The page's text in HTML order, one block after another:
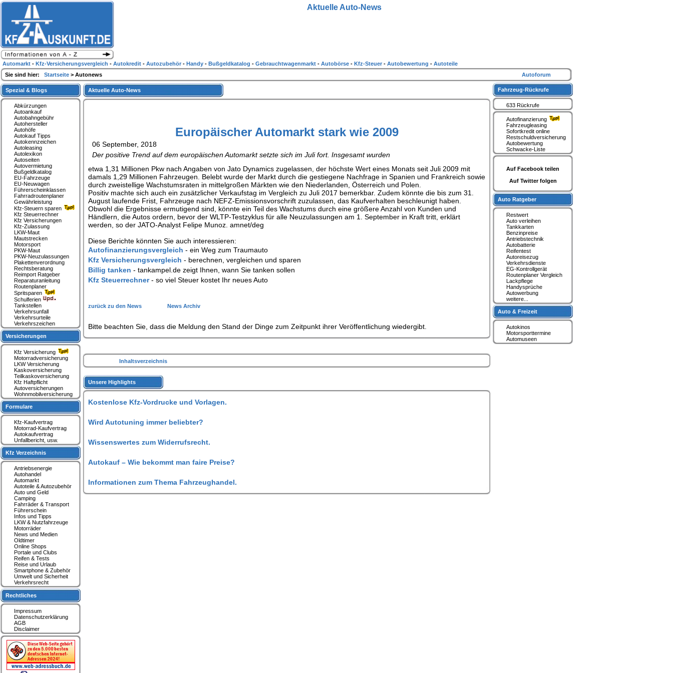
Aktuelle Auto-News
Europäischer Automarkt stark wie 2009
06 September, 2018
Der positive Trend auf dem europäischen Automarkt setzte sich im Juli fort. Insgesamt wurden
etwa 1,31 Millionen Pkw nach Angaben von Jato Dynamics zugelassen, der höchste Wert eines Monats seit Juli 2009 mit
damals 1,29 Millionen Fahrzeugen. Belebt wurde der Markt durch die gestiegene Nachfrage in Spanien und Frankreich sowie
durch zweistellige Wachstumsraten in mittelgroßen Märkten wie den Niederlanden, Österreich und Polen.
Positiv machte sich auch ein zusätzlicher Verkaufstag im Vergleich zu Juli 2017 bemerkbar. Zudem könnte die bis zum 31.
August laufende Frist, Fahrzeuge nach NEFZ-Emissionsvorschrift zuzulassen, das Kaufverhalten beschleunigt haben.
Obwohl die Ergebnisse ermutigend sind, könnte ein Teil des Wachstums durch eine größere Anzahl von Kunden und
Händlern, die Autos ordern, bevor der WLTP-Testzyklus für alle Neuzulassungen am 1. September in Kraft tritt, erklärt
werden, so der JATO-Analyst Felipe Munoz. amnet/deg
Diese Berichte könnten Sie auch interessieren:
Autofinanzierungsvergleich - ein Weg zum Traumauto
Kfz Versicherungsvergleich - berechnen, vergleichen und sparen
Billig tanken - tankampel.de zeigt Ihnen, wann Sie tanken sollen
Kfz Steuerrechner- so viel Steuer kostet Ihr neues Auto
zurück zu den News News Archiv
Bitte beachten Sie, dass die Meldung den Stand der Dinge zum Zeitpunkt ihrer Veröffentlichung wiedergibt.
Inhaltsverzeichnis
Unsere Highlights
Kostenlose Kfz-Vordrucke und Vorlagen.
Wird Autotuning immer beliebter?
Wissenswertes zum Widerrufsrecht.
Autokauf – Wie bekommt man faire Preise?
Informationen zum Thema Fahrzeughandel.
Spezial & Blogs
Abkürzungen
Autoankauf
Autobahngebühr
Autohersteller
Autohöfe
Autokauf Tipps
Autokennzeichen
Autoleasing
Autolexikon
Autoseiten
Autovermietung
Bußgeldkatalog
EU-Fahrzeuge
EU-Neuwagen
Führerscheinklassen
Fahrradroutenplaner
Gewährleistung
Kfz-Steuern sparen
Kfz Steuerrechner
Kfz Versicherungen
Kfz-Zulassung
LKW-Maut
Mautstrecken
Motorsport
PKW-Maut
PKW-Neuzulassungen
Plakettenverordnung
Rechtsberatung
Reimport Ratgeber
Reparaturanleitung
Routenplaner
Spritsparen
Schulferien
Tankstellen
Verkehrsunfall
Verkehrsurteile
Verkehrszeichen
Versicherungen
Kfz Versicherung
Motorradversicherung
LKW Versicherung
Kaskoversicherung
Teilkaskoversicherung
Kfz Haftpflicht
Autoversicherungen
Wohnmobilversicherung
Formulare
Kfz-Kaufvertrag
Motorrad-Kaufvertrag
Autokaufvertrag
Unfallbericht, usw.
Kfz Verzeichnis
Antriebsenergie
Autohandel
Automarkt
Autoteile & Autozubehör
Auto und Geld
Camping
Fahrräder & Transport
Führerschein
Infos und Tipps
LKW & Nutzfahrzeuge
Motorräder
News und Medien
Oldtimer
Online Shops
Portale und Clubs
Reifen & Tests
Reise und Urlaub
Smartphone & Zubehör
Umwelt und Sicherheit
Verkehrsrecht
Rechtliches
Impressum
Datenschutzerklärung
AGB
Disclaimer
Fahrzeug-Rückrufe
633 Rückrufe
Autofinanzierung
Fahrzeugleasing
Sofortkredit online
Restschuldversicherung
Autobewertung
Schwacke-Liste
Auf Facebook teilen
Auf Twitter folgen
Auto Ratgeber
Restwert
Auto verleihen
Tankkarten
Benzinpreise
Antriebstechnik
Autobatterie
Reifentest
Autoreisezug
Verkehrsdienste
EG-Kontrollgerät
Routenplaner Vergleich
Lackpflege
Handysprüche
Autowerbung
weitere...
Auto & Freizeit
Autokinos
Motorsporttermine
Automuseen
Aktuelle Auto-News
Automarkt - Kfz-Versicherungsvergleich - Autokredit - Autozubehör - Handy - Bußgeldkatalog - Gebrauchtwagenmarkt - Autobörse - Kfz-Steuer - Autobewertung - Autoteile
Sie sind hier: Startseite > Autonews Autoforum